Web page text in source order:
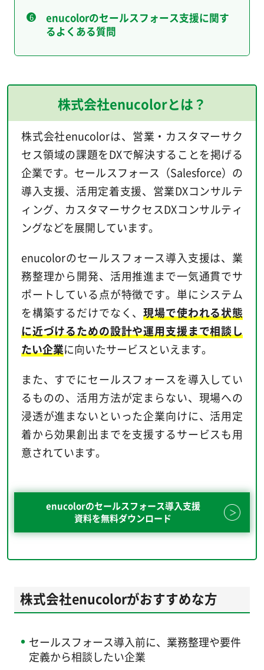
enucolorのセールスフォース支援に関す
るよくある質問
株式会社enucolorとは？
株式会社enucolorは、営業・カスタマーサク
セス領域の課題をDXで解決することを掲げる
企業です。セールスフォース（Salesforce）の
導入支援、活用定着支援、営業DXコンサルテ
ィング、カスタマーサクセスDXコンサルティ
ングなどを展開しています。
enucolorのセールスフォース導入支援は、業
務整理から開発、活用推進まで一気通貫でサ
ポートしている点が特徴です。単にシステム
を構築するだけでなく、現場で使われる状態
に近づけるための設計や運用支援まで相談し
たい企業に向いたサービスといえます。
また、すでにセールスフォースを導入してい
るものの、活用方法が定まらない、現場への
浸透が進まないといった企業向けに、活用定
着から効果創出までを支援するサービスも用
意されています。
enucolorのセールスフォース導入支援
資料を無料ダウンロード
株式会社enucolorがおすすめな方
セールスフォース導入前に、業務整理や要件
定義から相談したい企業